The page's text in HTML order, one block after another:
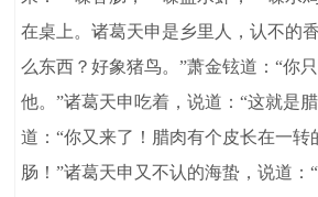
在桌上。诸葛天申是乡里人，认不的
么东西？好象猪鸟。”萧金铉道：“你
他。”诸葛天申吃着，说道：“这就是
道：“你又来了！腊肉有个皮长在一转
肠！”诸葛天申又不认的海蛰，说道：